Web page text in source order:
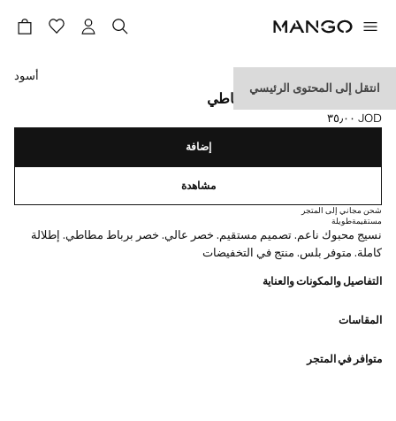
انتقل إلى المحتوى الرئيسي
بنطلون مستقيم بخصر مطاطي
السعر الحالي [JOD ٣٥٫٠٠ ]
JOD ٣٥٫٠٠
حدد اللون
أسود
إضافة
مشاهدة
شحن مجاني إلى المتجر
مستقيمةطويلة
نسيج محبوك ناعم. تصميم مستقيم. خصر عالي. خصر برباط مطاطي. إطلالة
كاملة. متوفر بلس. منتج في التخفيضات
التفاصيل والمكونات والعناية
المقاسات
متوافر في المتجر